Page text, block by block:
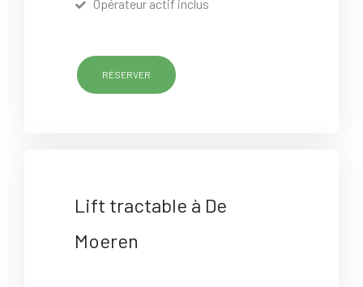
Opérateur actif inclus
RÉSERVER
Lift tractable à De
Moeren